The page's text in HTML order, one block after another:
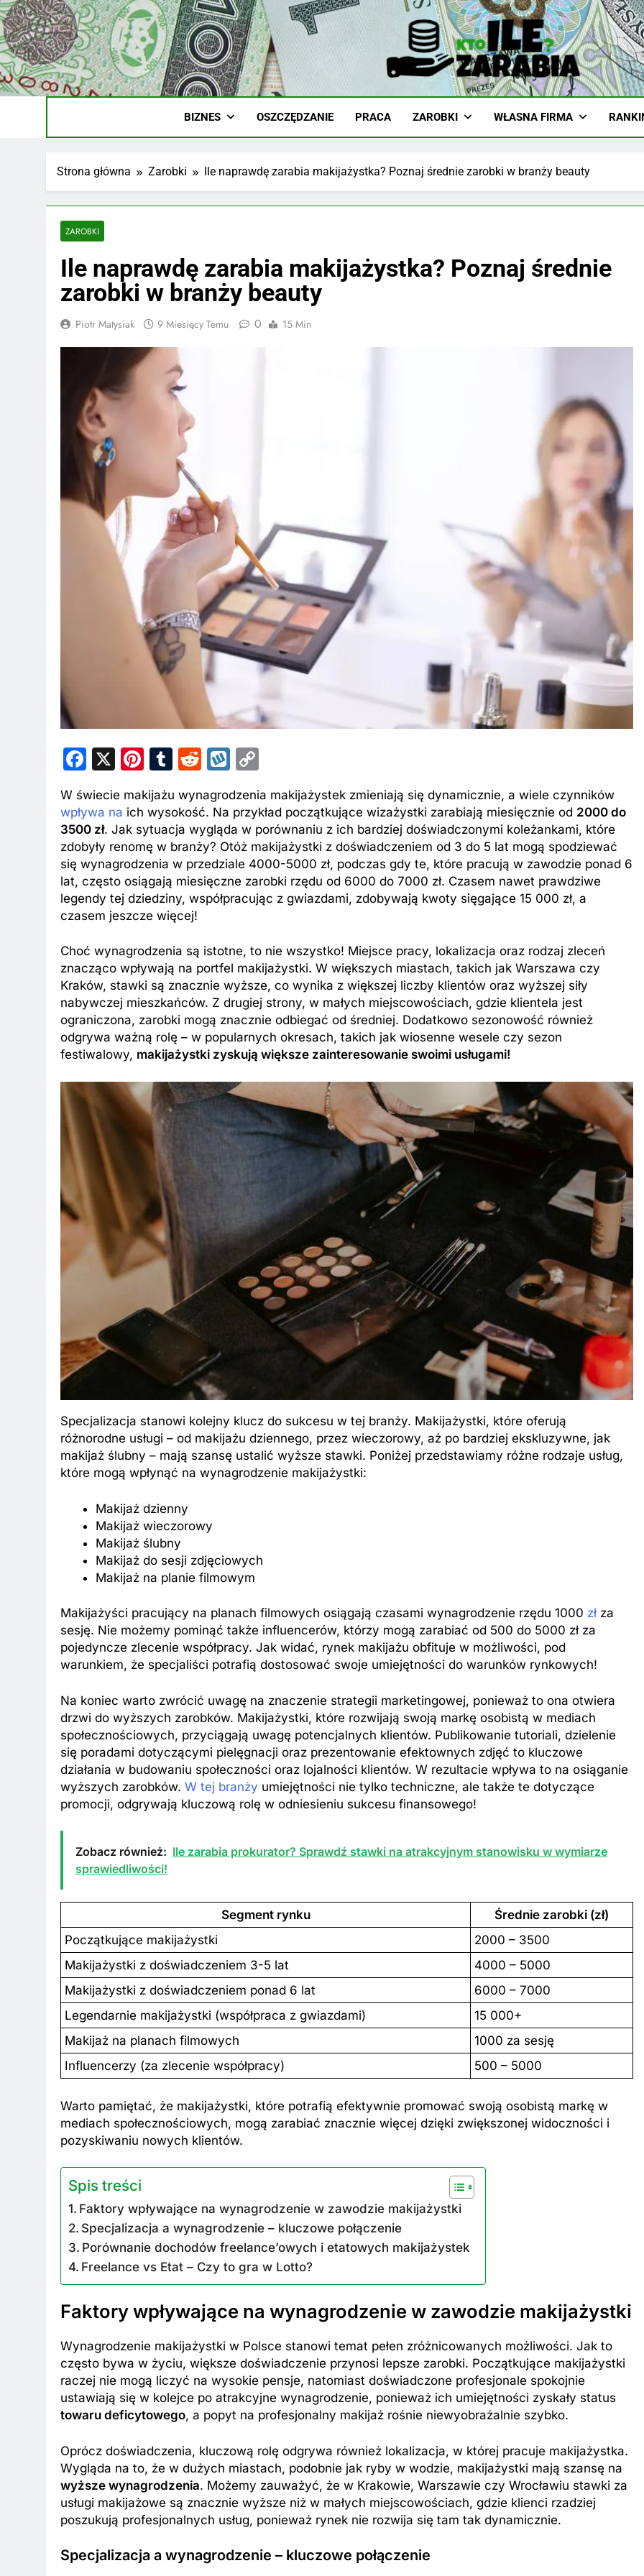
Skip
to
content
Ile-Zarabia.edu.pl
Zarobki Gwiazd, Ciekawostki I Biznes
BIZNES OSZCZĘDZANIE PRACA ZAROBKI WŁASNA FIRMA
Strona główna Zarobki Ile naprawdę zarabia makijażystka? Poznaj średnie zarobki w branży beauty
ZAROBKI
Ile naprawdę zarabia makijażystka? Poznaj średnie
zarobki w branży beauty
Piotr Matysiak 9 Miesięcy Temu 0 15 Min
Facebook
X Pinterest
Tumblr
RedditWykop
W świecie makijażu wynagrodzenia makijażystek zmieniają się dynamicznie, a wiele czynników
wpływa na ich wysokość. Na przykład początkujące wizażystki zarabiają miesięcznie od 2000 do
3500 zł. Jak sytuacja wygląda w porównaniu z ich bardziej doświadczonymi koleżankami, które
zdobyły renomę w branży? Otóż makijażystki z doświadczeniem od 3 do 5 lat mogą spodziewać
się wynagrodzenia w przedziale 4000-5000 zł, podczas gdy te, które pracują w zawodzie ponad 6
lat, często osiągają miesięczne zarobki rzędu od 6000 do 7000 zł. Czasem nawet prawdziwe
legendy tej dziedziny, współpracując z gwiazdami, zdobywają kwoty sięgające 15 000 zł, a
czasem jeszcze więcej!
Choć wynagrodzenia są istotne, to nie wszystko! Miejsce pracy, lokalizacja oraz rodzaj zleceń
znacząco wpływają na portfel makijażystki. W większych miastach, takich jak Warszawa czy
Kraków, stawki są znacznie wyższe, co wynika z większej liczby klientów oraz wyższej siły
nabywczej mieszkańców. Z drugiej strony, w małych miejscowościach, gdzie klientela jest
ograniczona, zarobki mogą znacznie odbiegać od średniej. Dodatkowo sezonowość również
odgrywa ważną rolę – w popularnych okresach, takich jak wiosenne wesele czy sezon
festiwalowy, makijażystki zyskują większe zainteresowanie swoimi usługami!
Specjalizacja stanowi kolejny klucz do sukcesu w tej branży. Makijażystki, które oferują
różnorodne usługi – od makijażu dziennego, przez wieczorowy, aż po bardziej ekskluzywne, jak
makijaż ślubny – mają szansę ustalić wyższe stawki. Poniżej przedstawiamy różne rodzaje usług,
które mogą wpłynąć na wynagrodzenie makijażystki:
Makijaż dzienny
Makijaż wieczorowy
Makijaż ślubny
Makijaż do sesji zdjęciowych
Makijaż na planie filmowym
Makijażyści pracujący na planach filmowych osiągają czasami wynagrodzenie rzędu 1000 złza
sesję. Nie możemy pominąć także influencerów, którzy mogą zarabiać od 500 do 5000 zł za
pojedyncze zlecenie współpracy. Jak widać, rynek makijażu obfituje w możliwości, pod
warunkiem, że specjaliści potrafią dostosować swoje umiejętności do warunków rynkowych!
Na koniec warto zwrócić uwagę na znaczenie strategii marketingowej, ponieważ to ona otwiera
drzwi do wyższych zarobków. Makijażystki, które rozwijają swoją markę osobistą w mediach
społecznościowych, przyciągają uwagę potencjalnych klientów. Publikowanie tutoriali, dzielenie
się poradami dotyczącymi pielęgnacji oraz prezentowanie efektownych zdjęć to kluczowe
działania w budowaniu społeczności oraz lojalności klientów. W rezultacie wpływa to na osiąganie
wyższych zarobków. W tej branży umiejętności nie tylko techniczne, ale także te dotyczące
promocji, odgrywają kluczową rolę w odniesieniu sukcesu finansowego!
Zobacz również: Ile zarabia prokurator? Sprawdź stawki na atrakcyjnym stanowisku w wymiarze
sprawiedliwości!
Segment rynku
Średnie zarobki (zł)
Początkujące makijażystki
2000 – 3500
Makijażystki z doświadczeniem 3-5 lat
4000 – 5000
Makijażystki z doświadczeniem ponad 6 lat
6000 – 7000
Legendarnie makijażystki (współpraca z gwiazdami)
15 000+
Makijaż na planach filmowych
1000 za sesję
Influencerzy (za zlecenie współpracy)
500 – 5000
Warto pamiętać, że makijażystki, które potrafią efektywnie promować swoją osobistą markę w
mediach społecznościowych, mogą zarabiać znacznie więcej dzięki zwiększonej widoczności i
pozyskiwaniu nowych klientów.
Spis treści
Faktory wpływające na wynagrodzenie w zawodzie makijażystki
Specjalizacja a wynagrodzenie – kluczowe połączenie
Porównanie dochodów freelance’owych i etatowych makijażystek
Freelance vs Etat – Czy to gra w Lotto?
Faktory wpływające na wynagrodzenie w zawodzie makijażystki
Wynagrodzenie makijażystki w Polsce stanowi temat pełen zróżnicowanych możliwości. Jak to
często bywa w życiu, większe doświadczenie przynosi lepsze zarobki. Początkujące makijażystki
raczej nie mogą liczyć na wysokie pensje, natomiast doświadczone profesjonale spokojnie
ustawiają się w kolejce po atrakcyjne wynagrodzenie, ponieważ ich umiejętności zyskały status
towaru deficytowego, a popyt na profesjonalny makijaż rośnie niewyobrażalnie szybko.
Oprócz doświadczenia, kluczową rolę odgrywa również lokalizacja, w której pracuje makijażystka.
Wygląda na to, że w dużych miastach, podobnie jak ryby w wodzie, makijażystki mają szansę na
wyższe wynagrodzenia. Możemy zauważyć, że w Krakowie, Warszawie czy Wrocławiu stawki za
usługi makijażowe są znacznie wyższe niż w małych miejscowościach, gdzie klienci rzadziej
poszukują profesjonalnych usług, ponieważ rynek nie rozwija się tam tak dynamicznie.
Specjalizacja a wynagrodzenie – kluczowe połączenie
aktualne zarobki wójtów?
stawki na tym stanowisku!
Ile zarabia striptizer: poznaj aktualne
stawki męskiego striptizera
Ile zarabia psycholog szkolny:
średnie zarobki na tym stanowisku
9 Miesięcy Temu